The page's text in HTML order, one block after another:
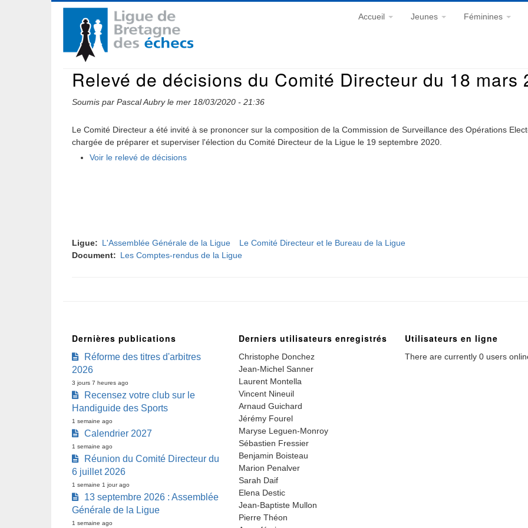
Navigation
principale
Accueil Jeunes Féminines
Relevé de décisions du Comité Directeur du 18 mars
Soumis par Pascal Aubryle mer 18/03/2020 - 21:36
Le Comité Directeur a été invité à se prononcer sur la composition de la Commission de Surveillance des Opérations
chargée de préparer et superviser l'élection du Comité Directeur de la Ligue le 19 septembre 2020.
Voir le relevé de décisions
Ligue L'Assemblée Générale de la Ligue
Le Comité Directeur et le Bureau de la Ligue
Document
Les Comptes-rendus de la Ligue
Dernières publications
Réforme des titres d'arbitres
2026
3 jours 7 heures ago
Recensez votre club sur le
Handiguide des Sports
1 semaine ago
Calendrier 2027
1 semaine ago
Réunion du Comité Directeur du
6 juillet 2026
1 semaine 1 jour ago
13 septembre 2026 : Assemblée
Générale de la Ligue
1 semaine ago
Derniers utilisateurs enregistrés
Christophe Donchez
Jean-Michel Sanner
Laurent Montella
Vincent Nineuil
Arnaud Guichard
Jérémy Fourel
Maryse Leguen-Monroy
Sébastien Fressier
Benjamin Boisteau
Marion Penalver
Sarah Daif
Elena Destic
Jean-Baptiste Mullon
Pierre Théon
Utilisateurs en ligne
There are currently 0 users